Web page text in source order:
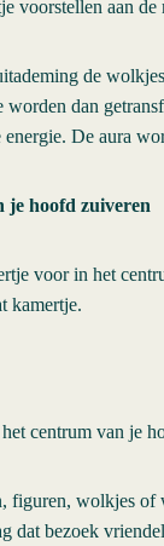
voorstellen aan de
de
worden dan
energie. De aura
je hoofd zuiveren
voor in het
kamertje.
centrum van je
figuren, wolkjes of
dat bezoek